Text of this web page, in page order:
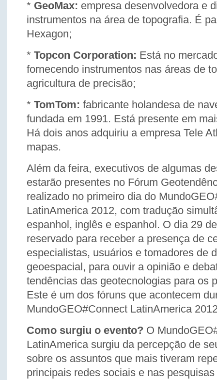
* GeoMax: empresa desenvolvedora e
instrumentos na área de topografia. É
Hexagon;
* Topcon Corporation: Está no
fornecendo instrumentos nas áreas de
agricultura de precisão;
* TomTom: fabricante holandesa de
fundada em 1991. Está presente em
Há dois anos adquiriu a empresa Tele
mapas.
Além da feira, executivos de algumas
estarão presentes no Fórum
realizado no primeiro dia do
LatinAmerica 2012, com tradução
espanhol, inglês e espanhol. O dia 29
reservado para receber a presença de
especialistas, usuários e tomadores de
geoespacial, para ouvir a opinião e
tendências das geotecnologias para os
Este é um dos fóruns que acontecem
MundoGEO#Connect LatinAmerica
Como surgiu o evento? O
LatinAmerica surgiu da percepção de
sobre os assuntos que mais tiveram
principais redes sociais e nas